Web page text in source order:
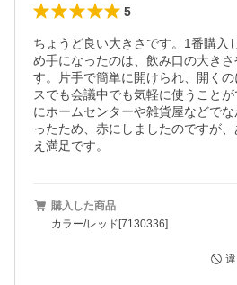
5
ちょうど良い大きさです。1番購入
め手になったのは、飲み口の大き
す。片手で簡単に開けられ、開く
スでも会議中でも気軽に使うこと
にホームセンターや雑貨屋などで
ったため、赤にしましたのですが
え満足です。
購入した商品
カラー/レッド[7130336]